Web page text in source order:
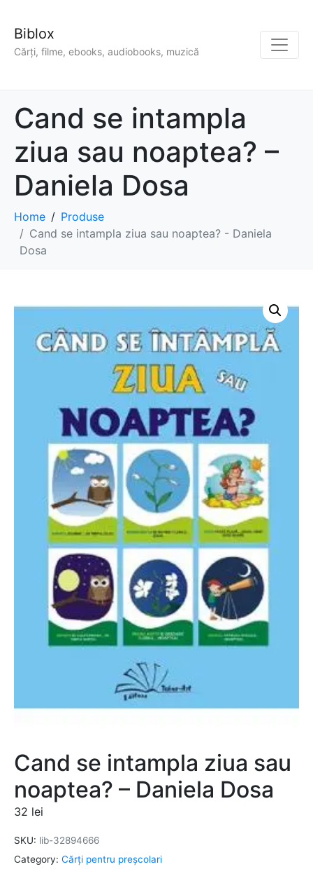
Biblox
Cărți, filme, ebooks, audiobooks, muzică
Cand se intampla
ziua sau noaptea? –
Daniela Dosa
Home
Produse
Cand se intampla ziua sau noaptea? - Daniela
Dosa
Cand se intampla ziua sau
noaptea? – Daniela Dosa
32 lei
SKU: lib-32894666
Category: Cărți pentru preșcolari